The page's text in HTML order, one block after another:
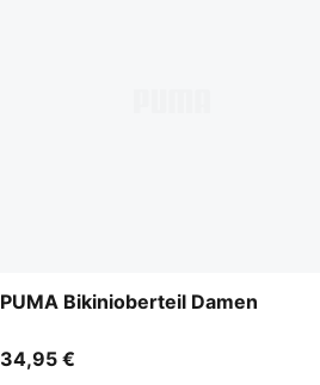
PUMA Bikinioberteil Damen
34,95 €